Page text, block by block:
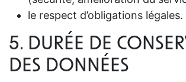
le respect d’obligations légales.
5. DURÉE DE
DES DONNÉES